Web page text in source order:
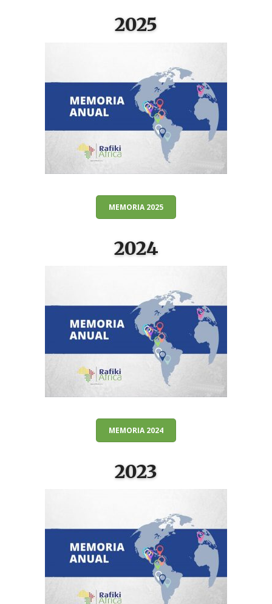
2025
MEMORIA 2025
2024
MEMORIA 2024
2023